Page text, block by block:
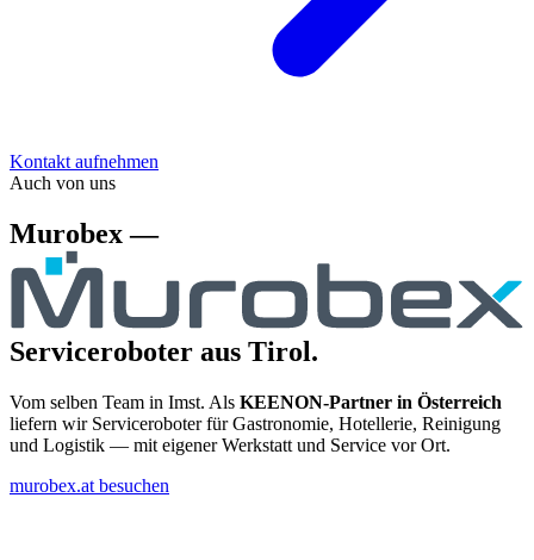
Kontakt aufnehmen
Auch von uns
Murobex —
Serviceroboter aus Tirol.
Vom selben Team in Imst. Als KEENON-Partner in Österreich
liefern wir Serviceroboter für Gastronomie, Hotellerie, Reinigung
und Logistik — mit eigener Werkstatt und Service vor Ort.
murobex.at besuchen